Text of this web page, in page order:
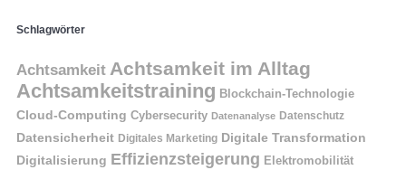
Schlagwörter
Achtsamkeit Achtsamkeit im Alltag
Achtsamkeitstraining Blockchain-Technologie
Cloud-Computing Cybersecurity Datenanalyse Datenschutz
Datensicherheit Digitales Marketing Digitale Transformation
Digitalisierung Effizienzsteigerung Elektromobilität